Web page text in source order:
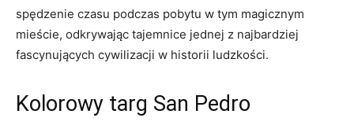
spędzenie czasu podczas ⁣pobytu w tym ⁣magicznym
⁣mieście, odkrywając tajemnice jednej z najbardziej
fascynujących cywilizacji w historii ludzkości.
Kolorowy targ San Pedro